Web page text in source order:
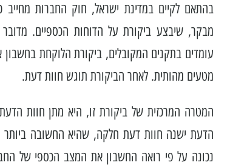
בהתאם לקיים במדינת ישראל, חוק החברות מחייב
מבקר, שיבצע ביקורת על הדוחות הכספיים.
עומדים בתקנים המקובלים, ביקורת הלוקחת בחשבון
מטעים מהותית. לאחר הביקורת תוגש חוות דעת.
המטרה המרכזית של ביקורת זו, היא מתן חוות
הדעת ישנה חוות דעת חלקה, שהיא החשובה